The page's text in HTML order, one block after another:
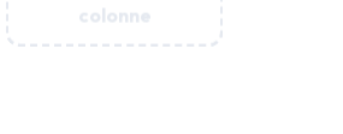
colonne
colonne
colonne
colonne
colonne
colonne